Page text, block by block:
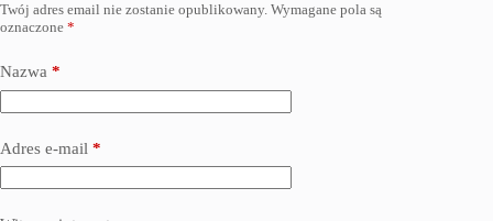
Twój adres email nie zostanie opublikowany. Wymagane pola są
oznaczone *
Nazwa *
Adres e-mail *